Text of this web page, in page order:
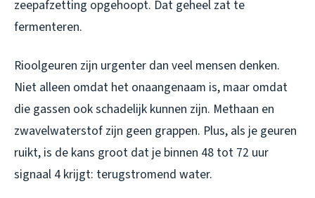
zeepafzetting opgehoopt. Dat geheel zat te
fermenteren.
Rioolgeuren zijn urgenter dan veel mensen denken.
Niet alleen omdat het onaangenaam is, maar omdat
die gassen ook schadelijk kunnen zijn. Methaan en
zwavelwaterstof zijn geen grappen. Plus, als je geuren
ruikt, is de kans groot dat je binnen 48 tot 72 uur
signaal 4 krijgt: terugstromend water.